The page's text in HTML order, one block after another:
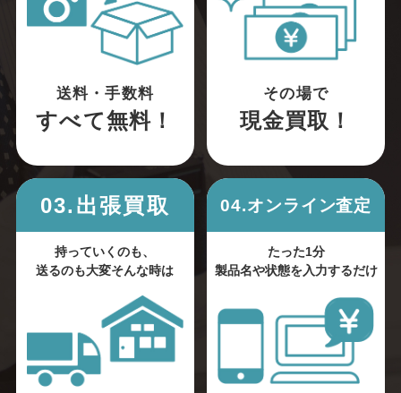
送料・手数料
すべて無料！
その場で
現金買取！
03.出張買取
持っていくのも、
送るのも大変そんな時は
04.オンライン査定
たった1分
製品名や状態を入力するだけ